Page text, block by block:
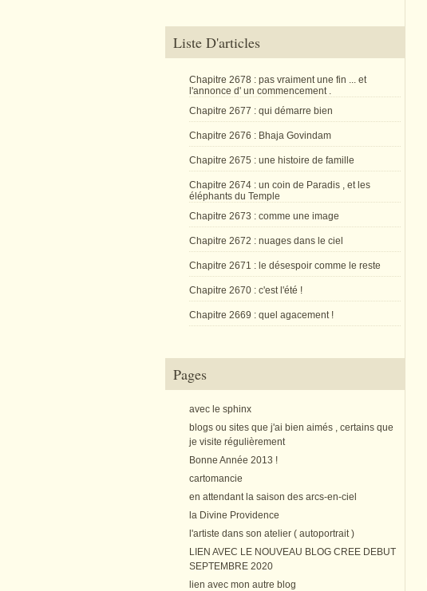
Liste D'articles
Chapitre 2678 : pas vraiment une fin ... et
l'annonce d' un commencement .
Chapitre 2677 : qui démarre bien
Chapitre 2676 : Bhaja Govindam
Chapitre 2675 : une histoire de famille
Chapitre 2674 : un coin de Paradis , et les
éléphants du Temple
Chapitre 2673 : comme une image
Chapitre 2672 : nuages dans le ciel
Chapitre 2671 : le désespoir comme le reste
Chapitre 2670 : c'est l'été !
Chapitre 2669 : quel agacement !
Pages
avec le sphinx
blogs ou sites que j'ai bien aimés , certains que
je visite régulièrement
Bonne Année 2013 !
cartomancie
en attendant la saison des arcs-en-ciel
la Divine Providence
l'artiste dans son atelier ( autoportrait )
LIEN AVEC LE NOUVEAU BLOG CREE DEBUT
SEPTEMBRE 2020
lien avec mon autre blog